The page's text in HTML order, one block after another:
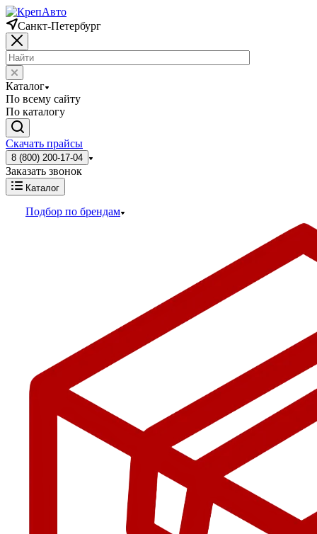
Санкт-Петербург
Каталог
По всему сайту
По каталогу
Скачать прайсы
8 (800) 200-17-04
Заказать звонок
Каталог
Подбор по брендам